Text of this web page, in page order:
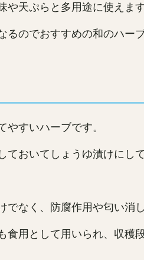
天ぷらと多用途に使えます
のでおすすめの和のハーブ
すいハーブです。
おいてしょうゆ漬けにし
なく、防腐作用や匂い消
用として用いられ、収穫